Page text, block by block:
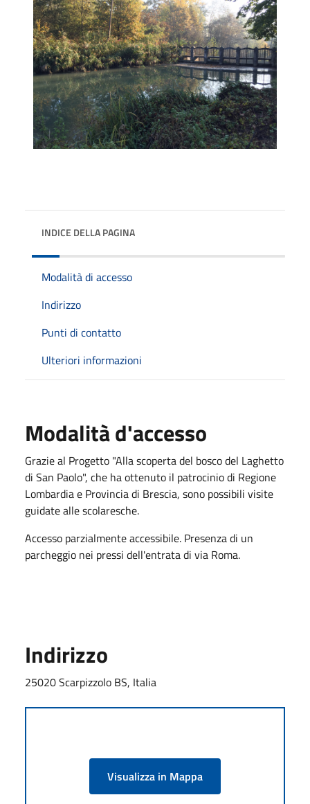
INDICE DELLA PAGINA
Modalità di accesso
Indirizzo
Punti di contatto
Ulteriori informazioni
Modalità d'accesso
Grazie al Progetto "Alla scoperta del bosco del Laghetto
di San Paolo", che ha ottenuto il patrocinio di Regione
Lombardia e Provincia di Brescia, sono possibili visite
guidate alle scolaresche.
Accesso parzialmente accessibile. Presenza di un
parcheggio nei pressi dell'entrata di via Roma.
Indirizzo
25020 Scarpizzolo BS, Italia
Visualizza in Mappa